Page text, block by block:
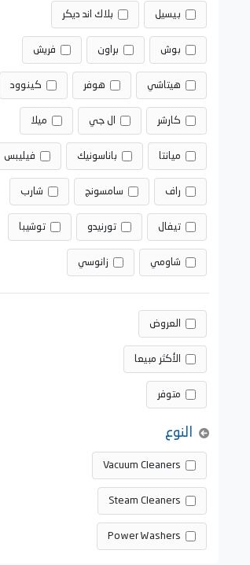
بيسيل بلاك اند ديكر
بوش براون فريش
هيتاشي هوفر كينوود
كارشر ال جي ميلا
ميانتا باناسونيك فيليبس
راف سامسونج شارب
تيفال تورنيدو توشيبا
شاومي زانوسي
العروض
الأكثر مبيعا
متوفر
النوع
Vacuum Cleaners
Steam Cleaners
Power Washers